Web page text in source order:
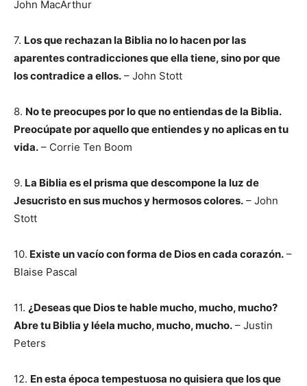
John MacArthur
7. Los que rechazan la Biblia no lo hacen por las
aparentes contradicciones que ella tiene, sino por que
los contradice a ellos. – John Stott
8. No te preocupes por lo que no entiendas de la Biblia.
Preocúpate por aquello que entiendes y no aplicas en tu
vida. – Corrie Ten Boom
9. La Biblia es el prisma que descompone la luz de
Jesucristo en sus muchos y hermosos colores. – John
Stott
10. Existe un vacío con forma de Dios en cada corazón. –
Blaise Pascal
11. ¿Deseas que Dios te hable mucho, mucho, mucho?
Abre tu Biblia y léela mucho, mucho, mucho. – Justin
Peters
12. En esta época tempestuosa no quisiera que los que